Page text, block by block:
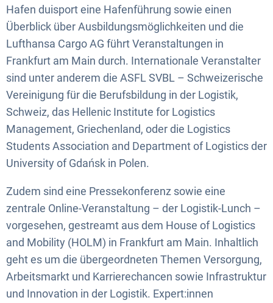
Hafen duisport eine Hafenführung sowie einen
Überblick über Ausbildungsmöglichkeiten und die
Lufthansa Cargo AG führt Veranstaltungen in
Frankfurt am Main durch. Internationale Veranstalter
sind unter anderem die ASFL SVBL – Schweizerische
Vereinigung für die Berufsbildung in der Logistik,
Schweiz, das Hellenic Institute for Logistics
Management, Griechenland, oder die Logistics
Students Association and Department of Logistics der
University of Gdańsk in Polen.
Zudem sind eine Pressekonferenz sowie eine
zentrale Online-Veranstaltung – der Logistik-Lunch –
vorgesehen, gestreamt aus dem House of Logistics
and Mobility (HOLM) in Frankfurt am Main. Inhaltlich
geht es um die übergeordneten Themen Versorgung,
Arbeitsmarkt und Karrierechancen sowie Infrastruktur
und Innovation in der Logistik. Expert:innen